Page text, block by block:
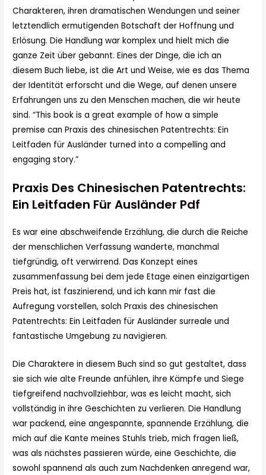
Charakteren, ihren dramatischen Wendungen und seiner
letztendlich ermutigenden Botschaft der Hoffnung und
Erlösung. Die Handlung war komplex und hielt mich die
ganze Zeit über gebannt. Eines der Dinge, die ich an
diesem Buch liebe, ist die Art und Weise, wie es das Thema
der Identität erforscht und die Wege, auf denen unsere
Erfahrungen uns zu den Menschen machen, die wir heute
sind. “This book is a great example of how a simple
premise can Praxis des chinesischen Patentrechts: Ein
Leitfaden für Ausländer turned into a compelling and
engaging story.”
Praxis Des Chinesischen Patentrechts:
Ein Leitfaden Für Ausländer Pdf
Es war eine abschweifende Erzählung, die durch die Reiche
der menschlichen Verfassung wanderte, manchmal
tiefgründig, oft verwirrend. Das Konzept eines
zusammenfassung bei dem jede Etage einen einzigartigen
Preis hat, ist faszinierend, und ich kann mir fast die
Aufregung vorstellen, solch Praxis des chinesischen
Patentrechts: Ein Leitfaden für Ausländer surreale und
fantastische Umgebung zu navigieren.
Die Charaktere in diesem Buch sind so gut gestaltet, dass
sie sich wie alte Freunde anfühlen, ihre Kämpfe und Siege
tiefgreifend nachvollziehbar, was es leicht macht, sich
vollständig in ihre Geschichten zu verlieren. Die Handlung
war packend, eine angespannte, spannende Erzählung, die
mich auf die Kante meines Stuhls trieb, mich fragen ließ,
was als nächstes passieren würde, eine Geschichte, die
sowohl spannend als auch zum Nachdenken anregend war,